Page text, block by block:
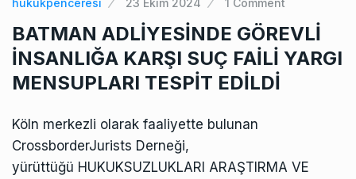
BATMAN ADLİYESİNDE GÖREVLİ
İNSANLIĞA KARŞI SUÇ FAİLİ YARGI
MENSUPLARI TESPİT EDİLDİ
Köln merkezli olarak faaliyette bulunan
CrossborderJurists Derneği,
yürüttüğü HUKUKSUZLUKLARI ARAŞTIRMA VE